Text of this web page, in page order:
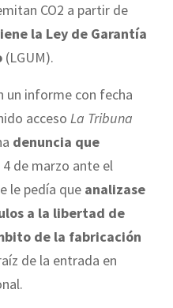
CO2 a partir de
la Ley de Garantía
(LGUM).
un informe con fecha
acceso La Tribuna
denuncia que
4 de marzo ante el
le pedía que analizase
a la libertad de
de la fabricación
de la entrada en